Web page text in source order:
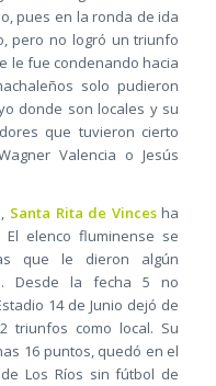
pues en la ronda de ida
pero no logró un triunfo
le fue condenando hacia
solo pudieron
donde son locales y su
que tuvieron cierto
Valencia o Jesús
Santa Rita de Vincesha
El elenco fluminense se
que le dieron algún
Desde la fecha 5 no
14 de Junio dejó de
triunfos como local. Su
16 puntos, quedó en el
Los Ríos sin fútbol de